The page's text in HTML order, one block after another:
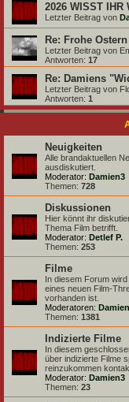
2026 WISST IHR
Letzter Beitrag von
Re: Frohe Ostern
Letzter Beitrag von
Antworten: 17
Re: Damiens
Letzter Beitrag von
Antworten: 1
Neuigkeiten
Alle brandaktuellen
ausdiskutiert.
Moderator: Damien3
Themen: 728
Diskussionen
Hier könnt ihr
Thema Film betrifft.
Moderator: Detlef P.
Themen: 253
Filme
In diesem Forum
eines neuen Film-
vorhanden ist.
Moderatoren:
Themen: 1381
Indizierte Filme
In diesem
über indizierte Filme
reinzukommen
Moderator: Damien3
Themen: 23